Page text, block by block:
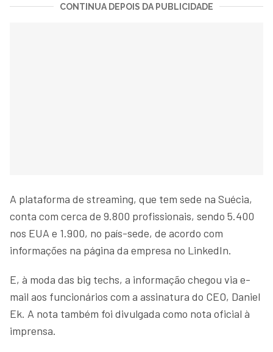
CONTINUA DEPOIS DA PUBLICIDADE
A plataforma de streaming, que tem sede na Suécia,
conta com cerca de 9.800 profissionais, sendo 5.400
nos EUA e 1.900, no país-sede, de acordo com
informações na página da empresa no LinkedIn.
E, à moda das big techs, a informação chegou via e-
mail aos funcionários com a assinatura do CEO, Daniel
Ek. A nota também foi divulgada como nota oficial à
imprensa.